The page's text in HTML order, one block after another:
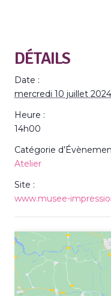
DÉTAILS
Date :
mercredi 10 juillet 2024
Heure :
14h00
Catégorie
Atelier
Site :
www.musee-